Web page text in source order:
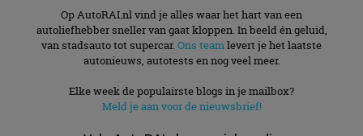
Op AutoRAI.nl vind je alles waar het hart van een
autoliefhebber sneller van gaat kloppen. In beeld én geluid,
van stadsauto tot supercar. Ons teamlevert je het laatste
autonieuws, autotests en nog veel meer.
Elke week de populairste blogs in je mailbox?
Meld je aan voor de nieuwsbrief!